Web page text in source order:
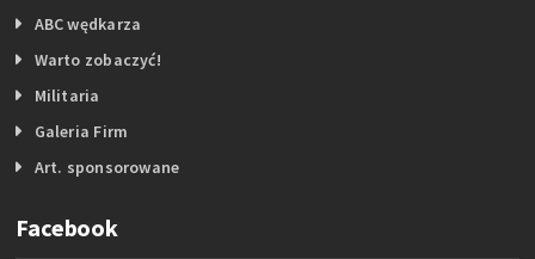
ABC wędkarza
Warto zobaczyć!
Militaria
Galeria Firm
Art. sponsorowane
Facebook